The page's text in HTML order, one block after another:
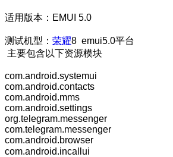
适用版本：EMUI 5.0
测试机型： 荣耀8
主要包含以下资源模块
com.android.systemui
com.android.contacts
com.android.mms
com.android.settings
org.telegram.messenger
com.telegram.messenger
com.android.browser
com.android.incallui